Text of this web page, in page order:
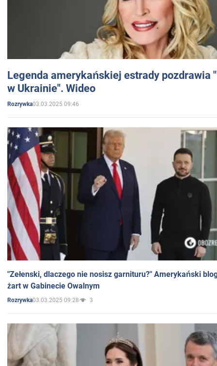
Legenda amerykańskiej estrady pozdrawia
w Ukrainie". Wideo
Rozrywka03.03.2025 09:46
"Zełenski, dlaczego nie nosisz garnituru?" Amerykański
żart w Gabinecie Owalnym
Rozrywka03.03.2025 09:28 3